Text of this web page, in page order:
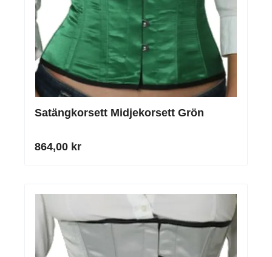
Satängkorsett Midjekorsett Grön
864,00 kr